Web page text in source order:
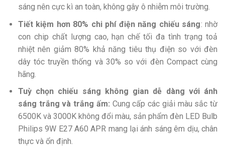
sáng nên cực kì an toàn, không gây ô nhiễm môi trường.
Tiết kiệm hơn 80% chi phí điện năng chiếu sáng: nhờ
con chip chất lượng cao, hạn chế tối đa tình trạng toả
nhiệt nên giảm 80% khả năng tiêu thụ điện so với đèn
dây tóc truyền thống và 30% so với đèn Compact cùng
hãng.
Tuỳ chọn chiếu sáng không gian dễ dàng với ánh
sáng trắng và trắng ấm: Cung cấp các giải màu sắc từ
6500K và 3000K không đổi màu, sản phẩm đèn LED Bulb
Philips 9W E27 A60 APR mang lại ánh sáng êm dịu, chân
thực và ổn định.